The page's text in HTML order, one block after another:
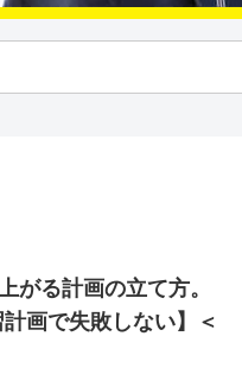
がる計画の立て方。
画で失敗しない】＜